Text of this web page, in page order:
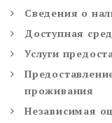
Сведения о
Доступная
Услуги
проживания
Независимая